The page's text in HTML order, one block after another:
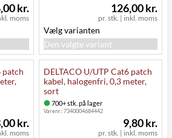
moms
kr.
pr. stk. | inkl. moms
126,00 kr.
Vælg varianten
Den valgte variant
patch
moms
kr.
DELTACO U/UTP Cat6 patch
kabel, halogenfri, 0,3 meter,
sort
700+ stk. på lager
Varenr.:7340004684442
pr. stk. | inkl. moms
9,80 kr.